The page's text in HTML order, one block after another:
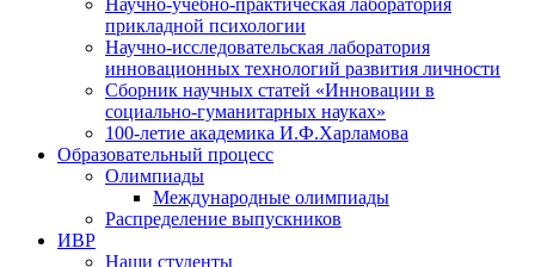
Научно-учебно-практическая лаборатория
прикладной психологии
Научно-исследовательская лаборатория
инновационных технологий развития личности
Сборник научных статей «Инновации в
социально-гуманитарных науках»
100-летие академика И.Ф.Харламова
Образовательный процесс
Олимпиады
Международные олимпиады
Распределение выпускников
ИВР
Наши студенты